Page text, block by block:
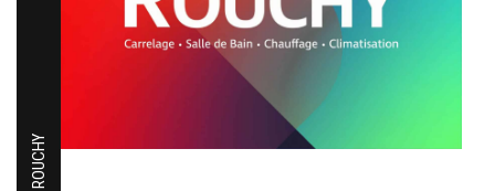
ROUCHY